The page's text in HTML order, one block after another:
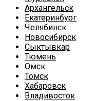
Архангельск
Екатеринбург
Челябинск
Новосибирск
Сыктывкар
Тюмень
Омск
Томск
Хабаровск
Владивосток